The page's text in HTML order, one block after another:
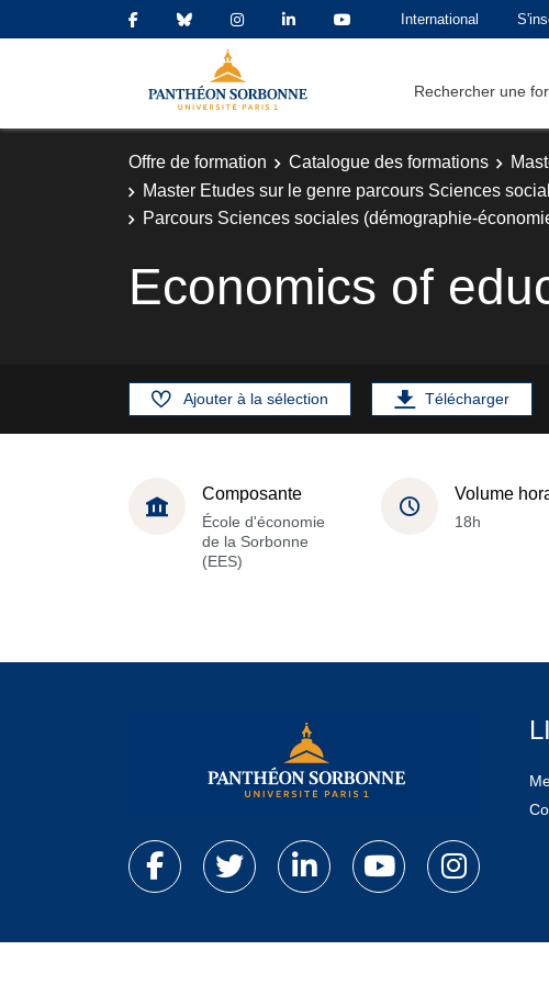
International
Rechercher une
Offre de formation Catalogue des formations
Master Etudes sur le genre parcours Sciences
Parcours Sciences sociales (démographie-
Economics of
Ajouter à la sélection Télécharger
Composante
École d'économie
de la Sorbonne
(EES)
Volume
18h